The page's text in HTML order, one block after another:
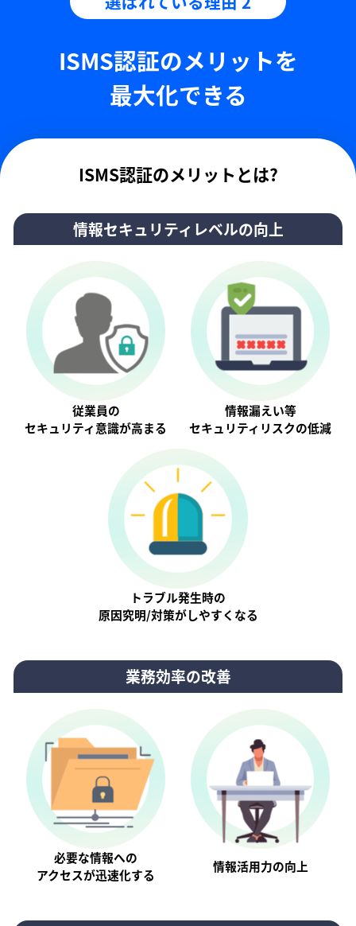
ISMS認証のメリットを
最大化できる
ISMS認証のメリットとは?
情報セキュリティレベルの向上
従業員の
セキュリティ意識が⾼まる
情報漏えい等
セキュリティリスクの低減
トラブル発生時の
原因究明/対策がしやすくなる
業務効率の改善
必要な情報への
アクセスが迅速化する
情報活⽤⼒の向上